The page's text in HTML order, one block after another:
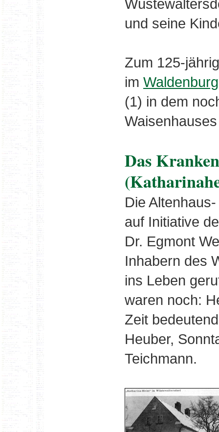
und seine
Zum 125-
im
(1) in dem
Das
Die
auf Initiative
Dr. Egmont
Inhabern des
ins Leben
waren noch:
Zeit
Heuber,
Teichmann.